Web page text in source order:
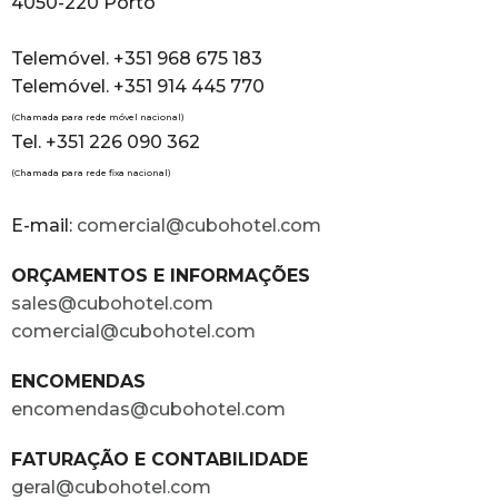
Telemóvel. +351 968 675 183
Telemóvel. +351 914 445 770
(Chamada para rede móvel nacional)
Tel. +351 226 090 362
(Chamada para rede fixa nacional)
E-mail: comercial@cubohotel.com
ORÇAMENTOS E INFORMAÇÕES
sales@cubohotel.com
comercial@cubohotel.com
ENCOMENDAS
encomendas@cubohotel.com
FATURAÇÃO E CONTABILIDADE
geral@cubohotel.com